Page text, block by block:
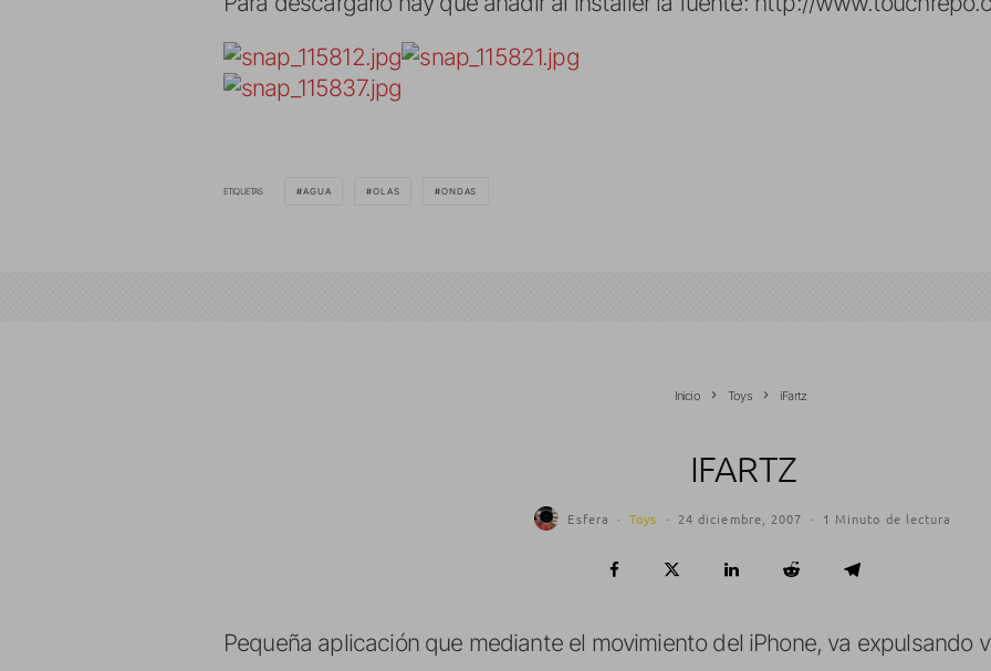
ETIQUETAS AGUA OLAS ONDAS
Inicio Toys iFartz
IFARTZ
Esfera · Toys · 24 diciembre, 2007 · 1 Minuto de lectura
Pequeña aplicación que mediante el movimiento del iPhone, va expulsando